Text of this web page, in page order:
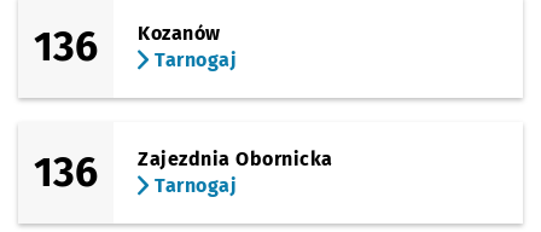
136
Kozanów
Tarnogaj
136
Zajezdnia Obornicka
Tarnogaj